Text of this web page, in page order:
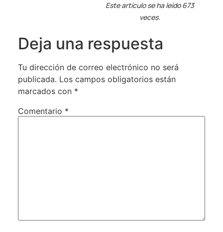
Este artículo se ha leído 673
veces.
Deja una respuesta
Tu dirección de correo electrónico no será
publicada. Los campos obligatorios están
marcados con *
Comentario *